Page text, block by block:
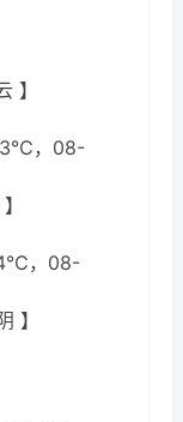
】
，08-
，08-
】